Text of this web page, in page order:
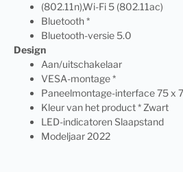
(802.11n),Wi-Fi 5 (802.11ac)
Bluetooth *
Bluetooth-versie 5.0
Design
Aan/uitschakelaar
VESA-montage *
Paneelmontage-interface 75 x
Kleur van het product * Zwart
LED-indicatoren Slaapstand
Modeljaar 2022